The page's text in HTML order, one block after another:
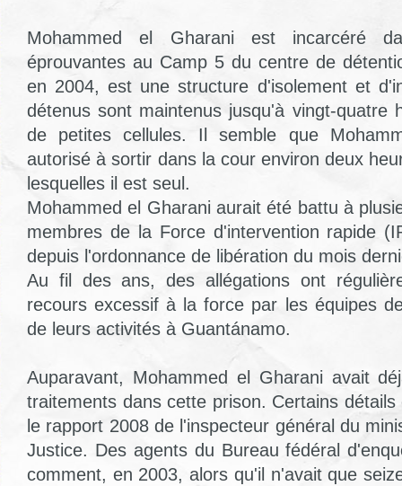
Mohammed el Gharani est incarcéré
éprouvantes au Camp 5 du centre de
en 2004, est une structure d'isolement et
détenus sont maintenus jusqu'à vingt-quatre
de petites cellules. Il semble que
autorisé à sortir dans la cour environ deux
lesquelles il est seul.
Mohammed el Gharani aurait été battu à
membres de la Force d'intervention rapide
depuis l'ordonnance de libération du mois
Au fil des ans, des allégations ont
recours excessif à la force par les équipes
de leurs activités à Guantánamo.
Auparavant, Mohammed el Gharani avait
traitements dans cette prison. Certains
le rapport 2008 de l'inspecteur général du
Justice. Des agents du Bureau fédéral
comment, en 2003, alors qu'il n'avait que